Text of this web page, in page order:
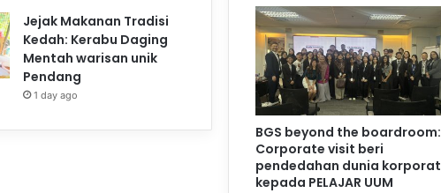
BGS beyond the boardroom:
Corporate visit beri
pendedahan dunia korporat
kepada PELAJAR UUM
Jejak Makanan Tradisi
Kedah: Kerabu Daging
Mentah warisan unik
Pendang
1 day ago